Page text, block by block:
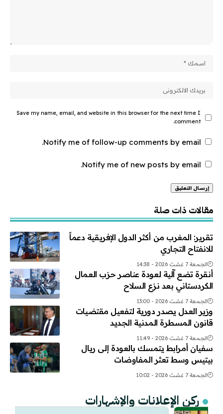
Save my name, email, and website in this browser for the next time I
comment.
Notify me of follow-up comments by email.
Notify me of new posts by email.
مقالات ذات صلة
تقرير: المغرب من أكثر الدول الإفريقية دعماً
للانفتاح التجاري
الجمعة 7 غشت 2026 - 14:38
أنقرة تضع آلية لعودة عناصر حزب العمال
الكردستاني بعد نزع السلاح
الجمعة 7 غشت 2026 - 13:00
وزير العدل يصدر دورية لتفعيل مقتضيات
قانون المسطرة المدنية الجديد
الجمعة 7 غشت 2026 - 11:49
سفيان أمرابط يتمسك بالعودة إلى ريال
بيتيس وسط تعثر المفاوضات
الجمعة 7 غشت 2026 - 10:02
ركن الإعلانات والإشهارات